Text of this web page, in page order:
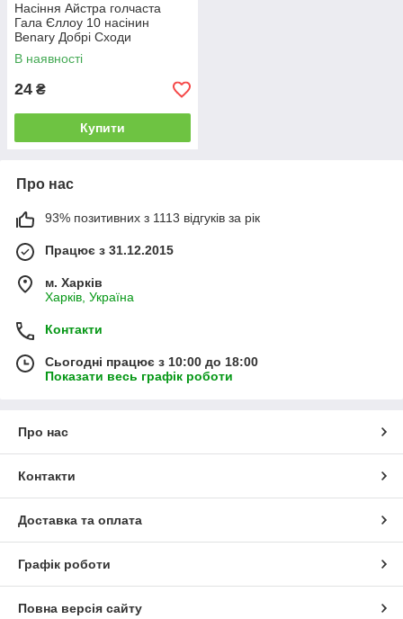
Насіння Айстра голчаста
Гала Єллоу 10 насінин
Benary Добрі Сходи
В наявності
24 ₴
Купити
Про нас
93% позитивних з 1113 відгуків за рік
Працює з 31.12.2015
м. Харків
Харків, Україна
Контакти
Сьогодні працює з 10:00 до 18:00
Показати весь графік роботи
Про нас
Контакти
Доставка та оплата
Графік роботи
Повна версія сайту